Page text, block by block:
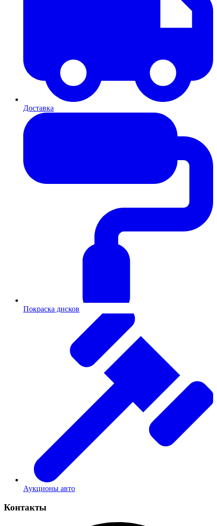
Доставка
Покраска дисков
Аукционы авто
Контакты